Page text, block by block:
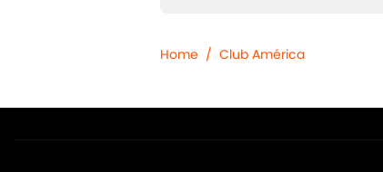
Home / Club América